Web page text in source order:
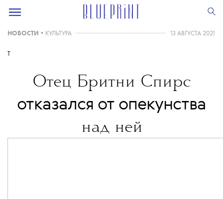
НОВОСТИ • КУЛЬТУРА 13 АВГУСТА 2021
T
Отец Бритни Спирс
отказался от опекунства
над ней